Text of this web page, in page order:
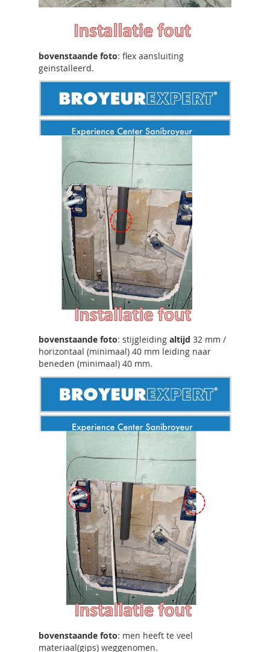
bovenstaande foto: flex aansluiting
geinstalleerd.
bovenstaande foto: stijgleiding altijd 32 mm /
horizontaal (minimaal) 40 mm leiding naar
beneden (minimaal) 40 mm.
bovenstaande foto: men heeft te veel
materiaal(gips) weggenomen.